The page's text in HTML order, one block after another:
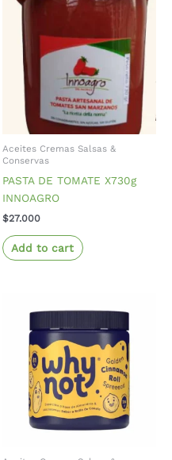
Aceites Cremas Salsas &
Conservas
PASTA DE TOMATE X730g
INNOAGRO
$27.000
Add to cart